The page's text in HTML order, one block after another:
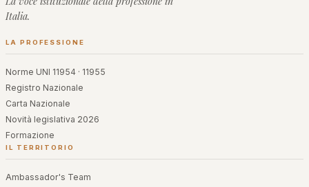
Italia.
LA PROFESSIONE
Norme UNI 11954 · 11955
Registro Nazionale
Carta Nazionale
Novità legislativa 2026
Formazione
IL TERRITORIO
Ambassador's Team